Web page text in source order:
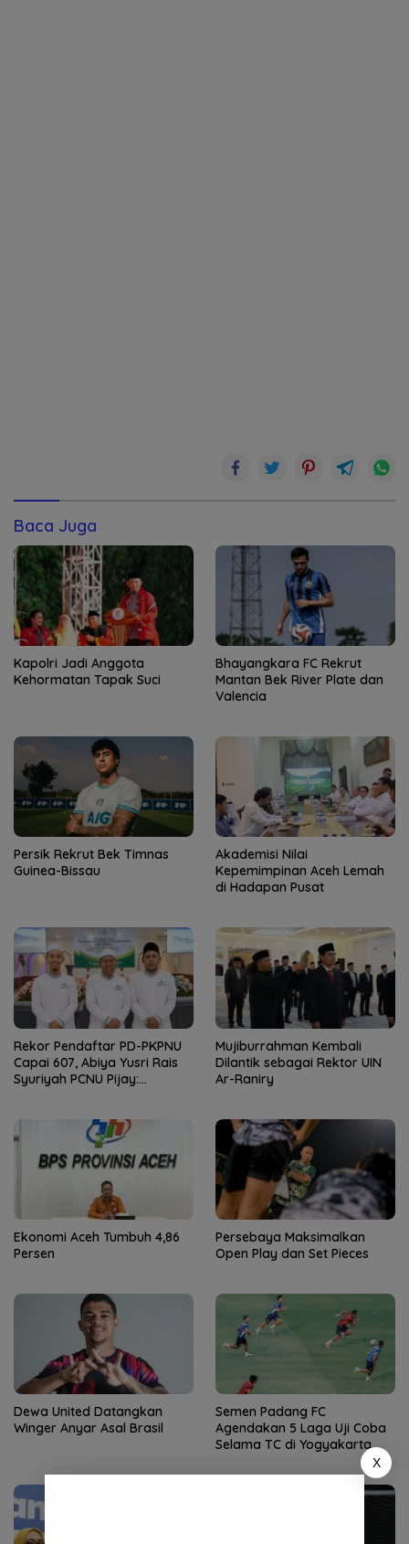
Baca Juga
Kapolri Jadi Anggota
Kehormatan Tapak Suci
Bhayangkara FC Rekrut
Mantan Bek River Plate dan
Valencia
Persik Rekrut Bek Timnas
Guinea-Bissau
Akademisi Nilai
Kepemimpinan Aceh Lemah
di Hadapan Pusat
Rekor Pendaftar PD-PKPNU
Capai 607, Abiya Yusri Rais
Syuriyah PCNU Pijay:
Mujiburrahman Kembali
Dilantik sebagai Rektor UIN
Ar-Raniry
Ekonomi Aceh Tumbuh 4,86
Persen
Persebaya Maksimalkan
Open Play dan Set Pieces
Dewa United Datangkan
Winger Anyar Asal Brasil
Semen Padang FC
Agendakan 5 Laga Uji Coba
Selama TC di Yogyakarta
X